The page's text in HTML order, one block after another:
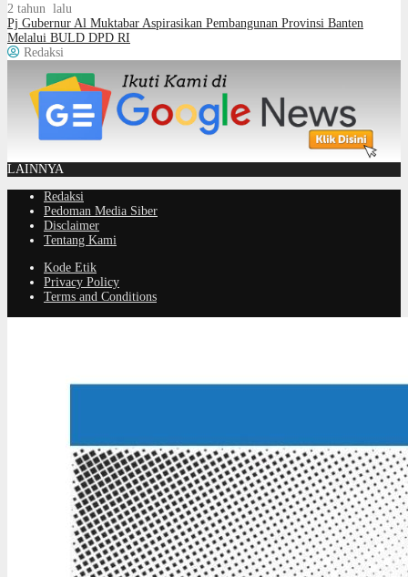
2 tahun lalu
Pj Gubernur Al Muktabar Aspirasikan Pembangunan Provinsi Banten
Melalui BULD DPD RI
Redaksi
LAINNYA
Redaksi
Pedoman Media Siber
Disclaimer
Tentang Kami
Kode Etik
Privacy Policy
Terms and Conditions